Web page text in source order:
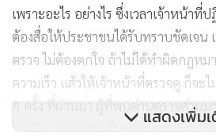
เพราะอะไร อย่างไร ซึ่งเวลาเจ้าหน้า
ต้องสื่อให้ประชาชนได้รับทราบชัดเจน
ตรวจ ไม่ต้องตกใจ ถ้าไม่ได้ทำผิดกฎหม
ความเร็ว แล้วให้เจ้าหน้าที่ตรวจดู ก็จ
ๆ ครั้ง ที่ผ่านมา ผู้ที่พบด่านตรวจส่วนม
มีสิ่งผิดกฎหมายอยู่ในครอบครอง อาจ
แสดงเพิ่ม